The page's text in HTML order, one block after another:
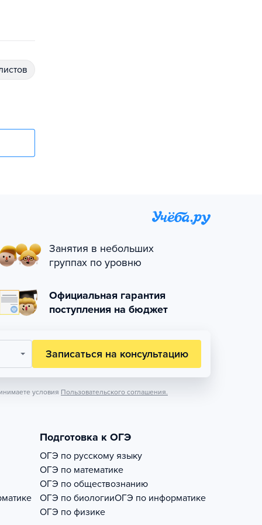
Занятия в небольших
группах по уровню
Официальная гарантия
поступления на бюджет
Записаться на консультацию
условия Пользовательского соглашения.
Подготовка к ОГЭ
ОГЭ по русскому языку
ОГЭ по математике
ОГЭ по обществознанию
ОГЭ по биологииОГЭ по информатике
ОГЭ по физике